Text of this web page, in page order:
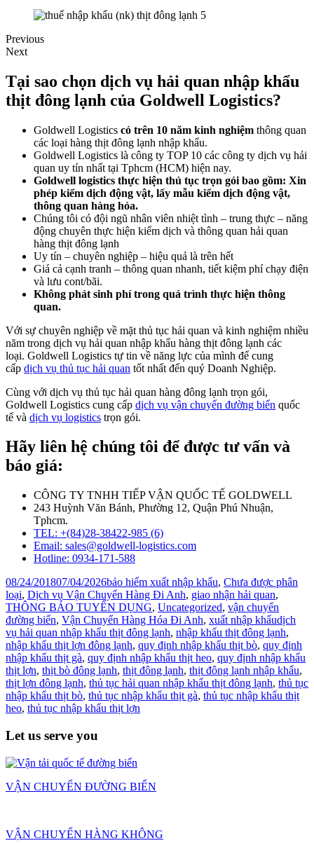
Previous
Next
Tại sao chọn dịch vụ hải quan nhập khẩu
thịt đông lạnh của Goldwell Logistics?
Goldwell Logistics có trên 10 năm kinh nghiệm thông quan
các loại hàng thịt đông lạnh nhập khẩu.
Goldwell Logistics là công ty TOP 10 các công ty dịch vụ hải
quan uy tín nhất tại Tphcm (HCM) hiện nay.
Goldwell logistics thực hiện thủ tục trọn gói bao gồm: Xin
phép kiểm dịch động vật, lấy mẫu kiểm dịch động vật,
thông quan hàng hóa.
Chúng tôi có đội ngũ nhân viên nhiệt tình – trung thực – năng
động chuyên thực hiện kiểm dịch và thông quan hải quan
hàng thịt đông lạnh
Uy tín – chuyên nghiệp – hiệu quả là trên hết
Giá cả cạnh tranh – thông quan nhanh, tiết kiệm phí chạy điện
và lưu cont/bãi.
Không phát sinh phí trong quá trình thực hiện thông
quan.
Với sự chuyên nghiệp về mặt thủ tục hải quan và kinh nghiệm nhiều
năm trong dịch vụ hải quan nhập khẩu hàng thịt đông lạnh các
loại. Goldwell Logistics tự tin về năng lực của mình để cung
cấp dịch vụ thủ tục hải quan tốt nhất đến quý Doanh Nghiệp.
Cùng với dịch vụ thủ tục hải quan hàng đông lạnh trọn gói,
Goldwell Logistics cung cấp dịch vụ vận chuyển đường biển quốc
tế và dịch vụ logistics trọn gói.
Hãy liên hệ chúng tôi để được tư vấn và
báo giá:
CÔNG TY TNHH TIẾP VẬN QUỐC TẾ GOLDWELL
243 Huỳnh Văn Bánh, Phường 12, Quận Phú Nhuận,
Tphcm.
TEL: +(84)28-38422-985 (6)
Email: sales@goldwell-logistics.com
Hotline: 0934-171-588
Posted
on
08/24/201807/04/2026Categories
bảo hiểm xuất nhập khẩu, Chưa được phân
loại, Dịch vụ Vận Chuyển Hàng Đi Anh, giao nhận hải quan,
THÔNG BÁO TUYỂN DỤNG, Uncategorized, vận chuyển
đường biển, Vận Chuyển Hàng Hóa Đi Anh, xuất nhập khẩuTags
dịch
vụ hải quan nhập khẩu thịt đông lạnh, nhập khẩu thịt đông lạnh,
nhập khẩu thịt lợn đông lạnh, quy định nhập khẩu thịt bò, quy định
nhập khẩu thịt gà, quy định nhập khẩu thịt heo, quy định nhập khẩu
thịt lợn, thịt bò đông lạnh, thịt đông lạnh, thịt đông lạnh nhập khẩu,
thịt lợn đông lạnh, thủ tục hải quan nhập khẩu thịt đông lạnh, thủ tục
nhập khẩu thịt bò, thủ tục nhập khẩu thịt gà, thủ tục nhập khẩu thịt
heo, thủ tục nhập khẩu thịt lợn
Let us serve you
VẬN CHUYỂN ĐƯỜNG BIỂN
VẬN CHUYỂN HÀNG KHÔNG